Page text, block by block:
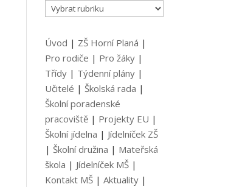
Rubriky
Úvod | ZŠ Horní Planá |
Pro rodiče | Pro žáky |
Třídy | Týdenní plány |
Učitelé |Školská rada |
Školní poradenské
pracoviště | Projekty EU |
Školní jídelna | Jídelníček ZŠ
|Školní družina | Mateřská
škola | Jídelníček MŠ |
Kontakt MŠ |Aktuality |